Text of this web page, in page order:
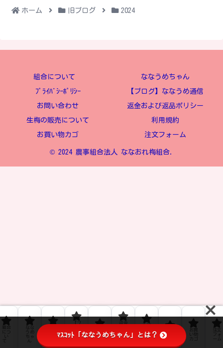
ホーム 旧ブログ 2024
組合について ななうめちゃん
ﾌﾟﾗｲﾊﾞｼｰﾎﾟﾘｼｰ 【ブログ】ななうめ通信
お問い合わせ 返金および返品ポリシー
生梅の販売について 利用規約
お買い物カゴ 注文フォーム
© 2024 農事組合法人 ななおれ梅組合.
ﾊﾞｼｰ
ﾎﾟﾘｼ
グ】
なな
い合
わせ
返金
び返
品ポ
生梅
売に
つい
利用
規約
フォ
ﾏｽｺｯﾄ「ななうめちゃん」とは？